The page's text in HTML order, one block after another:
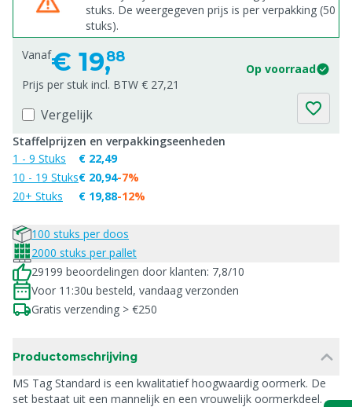
stuks. De weergegeven prijs is per verpakking (50
stuks).
Vanaf€ 19,88
Op voorraad
Prijs per stuk incl. BTW € 27,21
Vergelijk
Staffelprijzen en verpakkingseenheden
1 - 9 Stuks
10 - 19 Stuks
20+ Stuks
€ 22,49
€ 20,94
€ 19,88
-7%
-12%
100 stuks per doos
2000 stuks per pallet
29199 beoordelingen door klanten: 7,8/10
Voor 11:30u besteld, vandaag verzonden
Gratis verzending > €250
Productomschrijving
MS Tag Standard is een kwalitatief hoogwaardig oormerk. De
set bestaat uit een mannelijk en een vrouwelijk oormerkdeel.